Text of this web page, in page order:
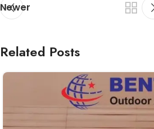
Newer
Related Posts